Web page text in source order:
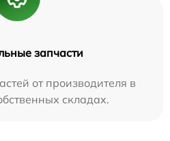
запчасти
от производителя в
складах.